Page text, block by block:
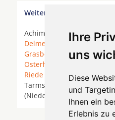
Ihre
uns
Diese
und
Ihnen ein
Erlebnis zu
Weitere Orte in der Nähe
Achim * Achim bei Bremen
Delmenhorst
*
Grasberg
* Hambergen *
Osterholz-Scharmbeck
Riede
Ritterhude*
Tarmstedt *
Thedinghausen
(Niedersachsen) * Weyhe